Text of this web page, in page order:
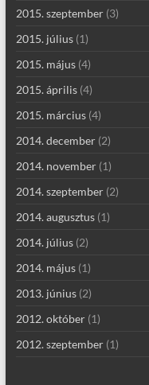
2015. szeptember(3)
2015. július(1)
2015. május(4)
2015. április(4)
2015. március(4)
2014. december(2)
2014. november(1)
2014. szeptember(2)
2014. augusztus(1)
2014. július(2)
2014. május(1)
2013. június(2)
2012. október(1)
2012. szeptember(1)